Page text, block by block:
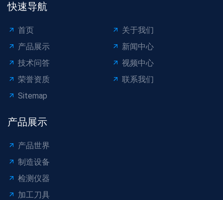
快速导航
首页
关于我们
产品展示
新闻中心
技术问答
视频中心
荣誉资质
联系我们
Sitemap
产品展示
产品世界
制造设备
检测仪器
加工刀具